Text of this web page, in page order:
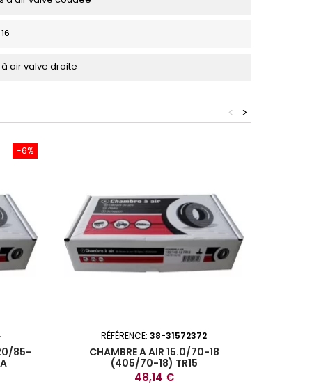
air valve droite
>
<
-6%
85-
RÉFÉRENCE: 38-31572372
CHAMBRE A AIR 15.0/70-18
(405/70-18) TR15
Prix
48,14 €